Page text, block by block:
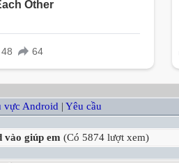
vực Android | Yêu cầu
vào giúp em (Có 5874 lượt xem)